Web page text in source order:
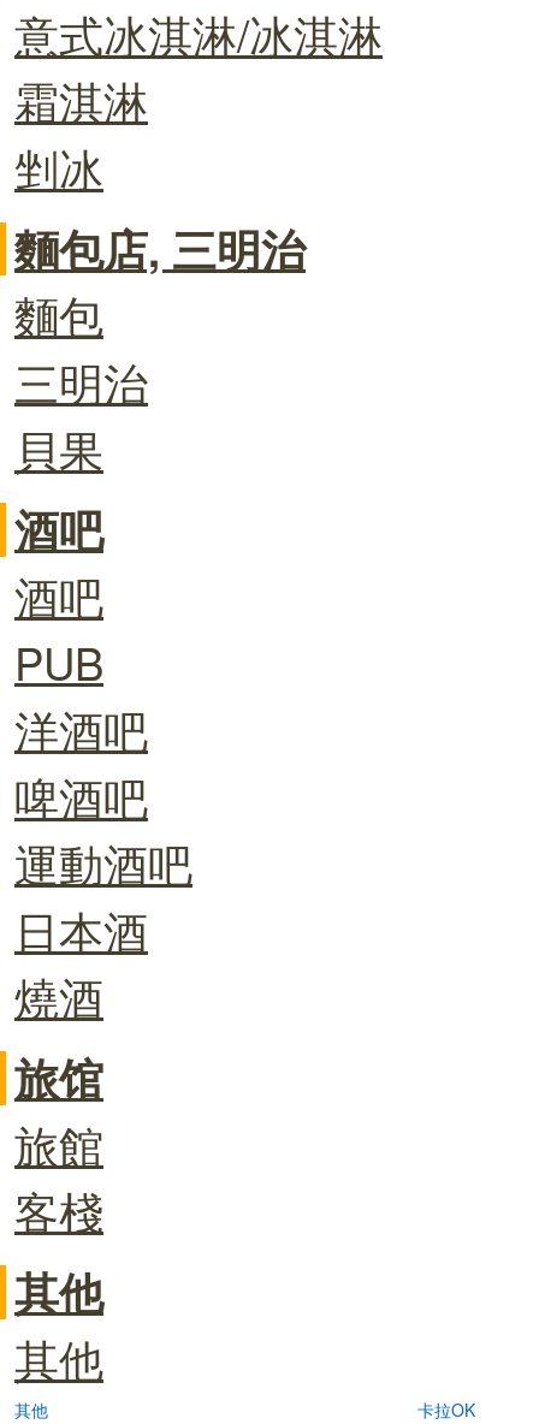
意式冰淇淋/冰淇淋
霜淇淋
剉冰
麵包店, 三明治
麵包
三明治
貝果
酒吧
酒吧
PUB
洋酒吧
啤酒吧
運動酒吧
日本酒
燒酒
旅馆
旅館
客棧
其他
其他
其他
卡拉OK